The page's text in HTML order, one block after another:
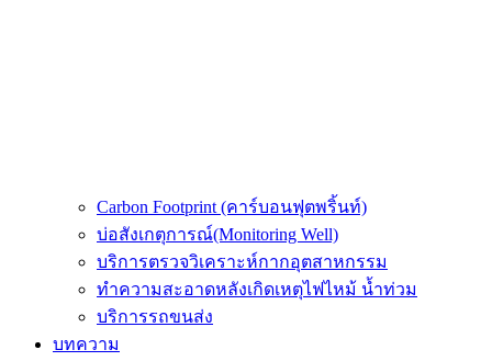
Carbon Footprint (คาร์บอนฟุตพริ้นท์)
บ่อสังเกตุการณ์(Monitoring Well)
บริการตรวจวิเคราะห์กากอุตสาหกรรม
ทำความสะอาดหลังเกิดเหตุไฟไหม้ น้ำท่วม
บริการรถขนส่ง
บทความ